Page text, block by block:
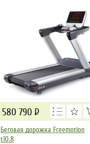
Беговая дорожка Freemotion
t10.8
580 790 Р